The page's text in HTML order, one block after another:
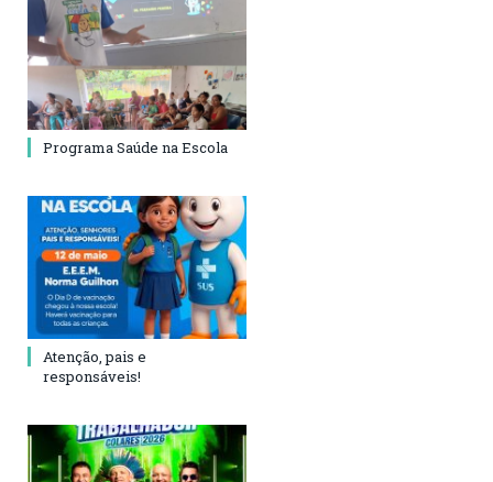
Programa Saúde na Escola
Atenção, pais e
responsáveis!